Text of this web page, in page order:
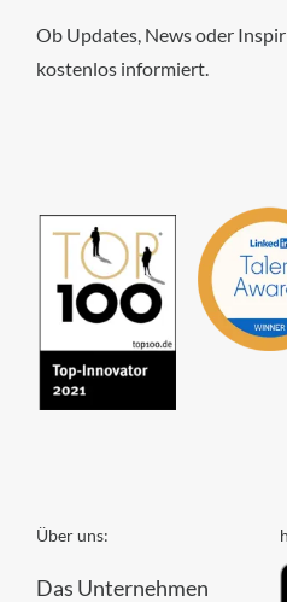
Ob Updates, News oder
kostenlos informiert.
Über uns:
Das Unternehmen